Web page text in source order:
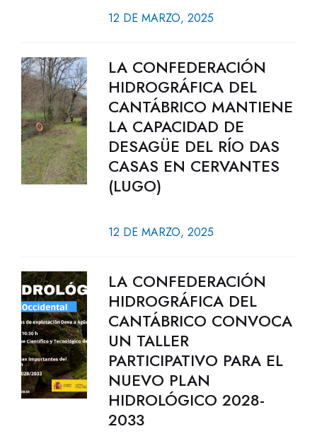
12 DE MARZO, 2025
LA CONFEDERACIÓN
HIDROGRÁFICA DEL
CANTÁBRICO MANTIENE
LA CAPACIDAD DE
DESAGÜE DEL RÍO DAS
CASAS EN CERVANTES
(LUGO)
12 DE MARZO, 2025
LA CONFEDERACIÓN
HIDROGRÁFICA DEL
CANTÁBRICO CONVOCA
UN TALLER
PARTICIPATIVO PARA EL
NUEVO PLAN
HIDROLÓGICO 2028-
2033